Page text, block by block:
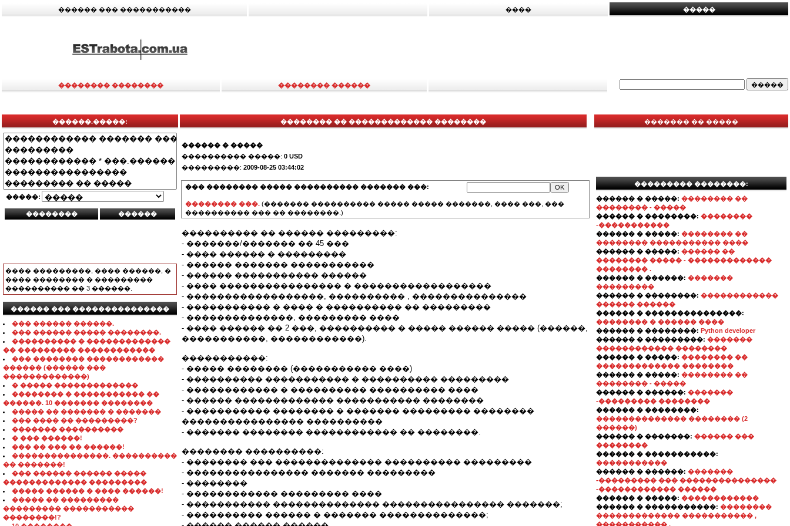
������ ��� ����������� ���� �����
�������� �������� �������� ������
������.�����:
�����:
���� ���������, ���� ������, �
���� �������� � ���������
���������� �� 3 ������.
������ ��� ���������������
��� ������ ������.
��� ������ ����� ��������.
���������� � �������������
�� ��������� ������������
��� �������� ������������
������ (������ ���
�������������)
� ����� �������������
�������� � ����������� ��
������. 10 ������� ��������
����� �� ������� � �������
��� ���� �� ���������?
������� ����������
� ��� ������!
��� �� ��� �� ������!
���������������. ����������
�� �������!
��� ������ ������ �����
������������� ���������
����� ������ � ���� ������!
����� �� ���������
��������� �����������
��������!?
�������� �� ������������� ��������
������ � �����
���������� �����: 0 USD
���������: 2009-08-25 03:44:02
��� �������� ����� ���������� ������� ���:
�������� ���. (������� ���������� ����� ����� �������, ���� ���, ���
���������� ��� �� ��������.)
���������� �� ������ ���������:
- �������/������� �� 45 ���
- ���� ������ � ���������
- ������ ������� �����������
- ������ ����������� ������
- ���� ���������������� � ������������������
- ������������������, ���������� , ���������������
- ����������� � ���� � ���������� �� ���������
- ��������������, ��������� ����
- ���� ������ �� 2 ���, ���������� � ����� ������ ����� (������,
�����������, ������������).
�����������:
- ����� �������� (����������� ����)
- ���������� ����������� � ���������� ���������
- ������������ � ���������� ���������� ����
- ������ ������������� ����������� ��������
- ����������� �������� � ������� ��������� ��������
���������������� ����������
- ������� �������� ������������ �� ��������.
�������� ����������:
- �������� ��� �������������� ���������� ���������
- ���������������� ������� ���������
- ��������
- ������������ ��������� ����
- ����������� �������������� ���������������� �������;
- ���������� ������ � ������� ��������������;
������� �� �����
��������� ��������:
������ � �����: �������� ��
�������� - �����
������ � ��������: ��������
-�����������
������ � �����: �������� ��
�������� ����������� ����
������ � �����: ������ ��
�������� ����� - �������������
�������� .
������ � ������: �������
���������
������ � ��������: ������������
������ ������
������ � ���������������:
�������� � ������ ����
������ � ��������: Python developer
������ � ���������: �������
������������ ��������
������ � �����: �������� ��
������������� ��������
������ � �����: �������� ��
�������� - �����
������ � ������: �������
-��������� ��������
������ � ��������:
�������������� �������� (2
������)
������ � �������: ������ ���
��������
������ � �����������:
�����������
������ � ������: �������
-��������� ��� ���������������
-������������ ������
������ � �����: ������������
������ � �����������: ��������
������������� ����������� ,
����������� .